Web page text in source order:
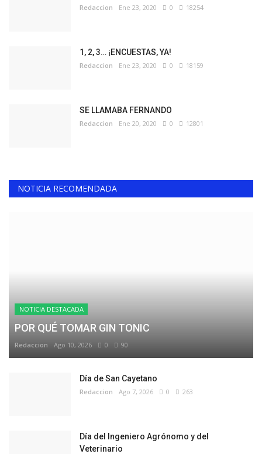
Redaccion Ene 23, 2020 0 18254
1, 2, 3… ¡ENCUESTAS, YA!
Redaccion Ene 23, 2020 0 18159
SE LLAMABA FERNANDO
Redaccion Ene 20, 2020 0 12801
NOTICIA RECOMENDADA
NOTICIA DESTACADA
POR QUÉ TOMAR GIN TONIC
Redaccion Ago 10, 2026 0 90
Día de San Cayetano
Redaccion Ago 7, 2026 0 263
Día del Ingeniero Agrónomo y del
Veterinario